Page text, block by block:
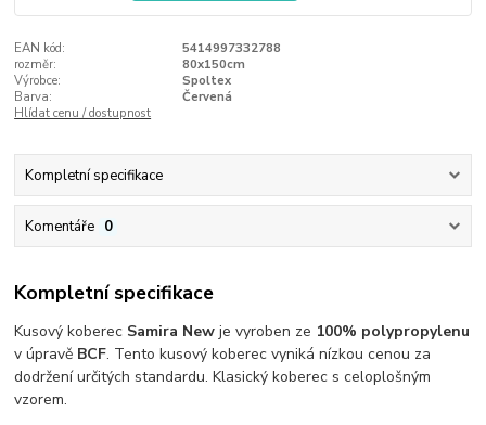
EAN kód:
5414997332788
rozměr:
80x150cm
Výrobce:
Spoltex
Barva:
Červená
Hlídat cenu / dostupnost
Kompletní specifikace
Komentáře 0
Kompletní specifikace
Kusový koberec Samira New je vyroben ze 100% polypropylenu
v úpravě BCF. Tento kusový koberec vyniká nízkou cenou za
dodržení určitých standardu. Klasický koberec s celoplošným
vzorem.